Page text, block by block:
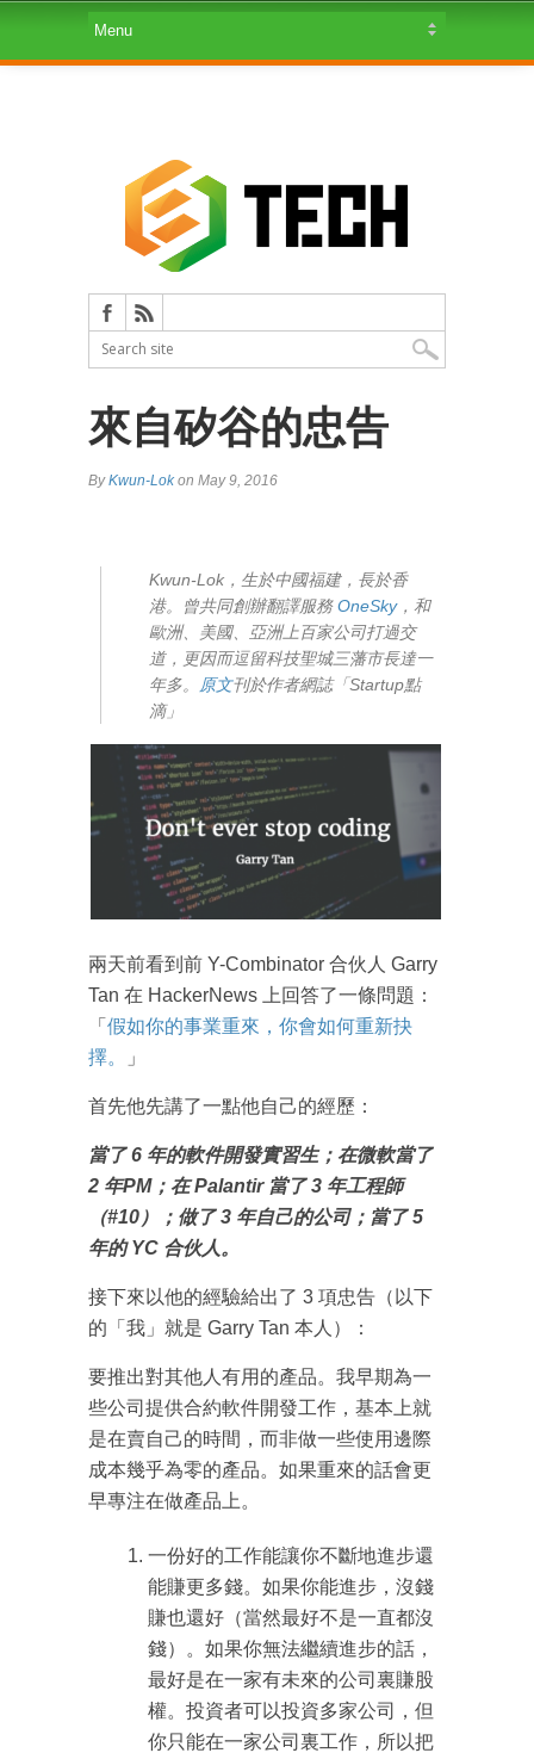
來自矽谷的忠告
ByKwun-Lokon May 9, 2016
Kwun-Lok，生於中國福建，長於香
港。曾共同創辦翻譯服務OneSky，和
歐洲、美國、亞洲上百家公司打過交
道，更因而逗留科技聖城三藩市長達一
年多。
原文刊於作者網誌「Startup點
滴」
兩天前看到前 Y-Combinator 合伙人 Garry
Tan 在 HackerNews 上回答了一條問題：
「 假如你的事業重來，你會如何重新抉
擇。
」
首先他先講了一點他自己的經歷：
當了 6 年的軟件開發實習生；在微軟當了
2 年PM；在 Palantir 當了 3 年工程師
（#10）；做了 3 年自己的公司；當了 5
年的 YC 合伙人。
接下來以他的經驗給出了 3 項忠告（以下
的「我」就是 Garry Tan 本人）：
要推出對其他人有用的產品。我早期為一
些公司提供合約軟件開發工作，基本上就
是在賣自己的時間，而非做一些使用邊際
成本幾乎為零的產品。如果重來的話會更
早專注在做產品上。
一份好的工作能讓你不斷地進步還
能賺更多錢。如果你能進步，沒錢
賺也還好（當然最好不是一直都沒
錢）。如果你無法繼續進步的話，
最好是在一家有未來的公司裏賺股
權。投資者可以投資多家公司，但
你只能在一家公司裏工作，所以把